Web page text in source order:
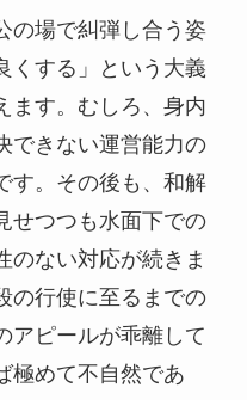
の場で糾弾し合う姿
くする」という大義
ます。むしろ、身内
できない運営能力の
す。その後も、和解
せつつも水面下での
のない対応が続きま
の行使に至るまでの
アピールが乖離して
極めて不自然であ